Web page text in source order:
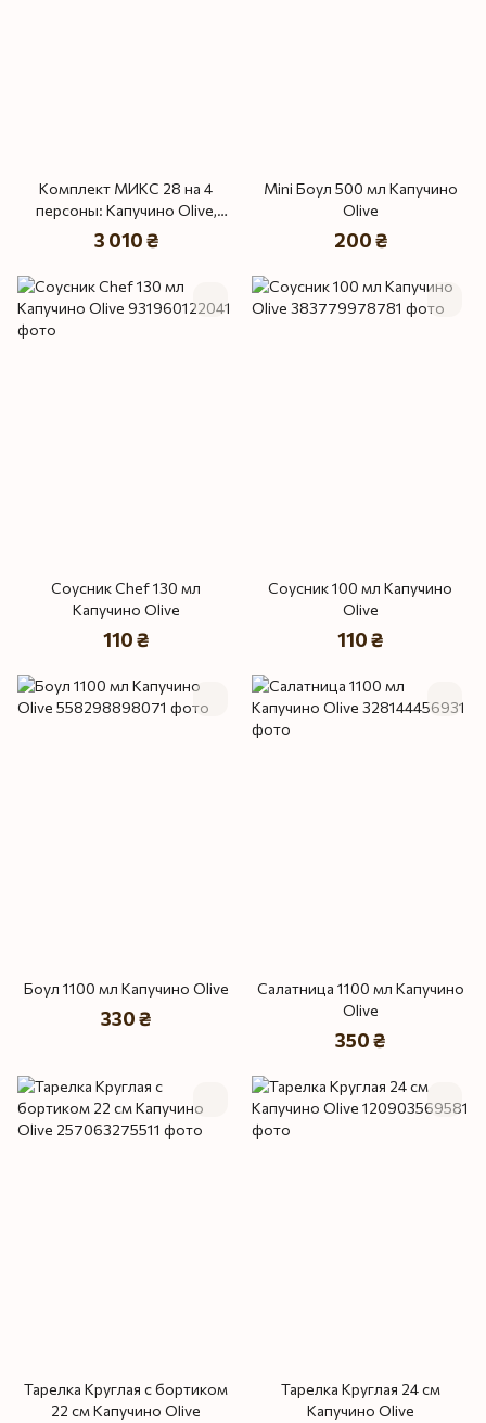
Комплект МИКС 28 на 4
персоны: Капучино Olive,
Капучино и Капучино Red
3 010 ₴
Mini Боул 500 мл Капучино
Olive
200 ₴
Соусник Chef 130 мл
Капучино Olive
110 ₴
Соусник 100 мл Капучино
Olive
110 ₴
Боул 1100 мл Капучино Olive
330 ₴
Салатница 1100 мл Капучино
Olive
350 ₴
Тарелка Круглая с бортиком
22 см Капучино Olive
Тарелка Круглая 24 см
Капучино Olive